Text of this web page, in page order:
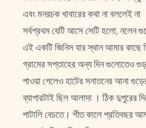
এবং মনরচক খাবারের কথা না বললেই
সর্বপ্রথম যেটি আসে সেটি হলো, নলেন
এই একটি জিনিস যার স্থান আমার কাছে
গ্রামের সপ্তাহের অন্য দিন গুলোতেও
পাওয়া গেলেও হাটের সনাতনের আনা
ব্যাপারটাই ছিল আলাদা । ঠিক দুপুরের
পাটালি বেচতে। শীত কালে প্রতিবছর